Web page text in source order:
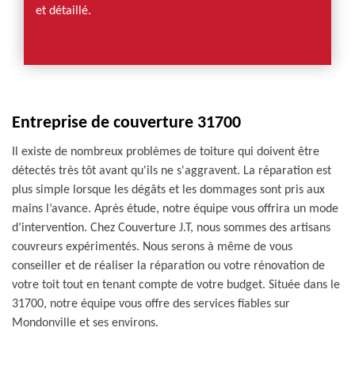
et détaillé.
Entreprise de couverture 31700
Il existe de nombreux problèmes de toiture qui doivent être
détectés très tôt avant qu'ils ne s'aggravent. La réparation est
plus simple lorsque les dégâts et les dommages sont pris aux
mains l’avance. Après étude, notre équipe vous offrira un mode
d’intervention. Chez Couverture J.T, nous sommes des artisans
couvreurs expérimentés. Nous serons à même de vous
conseiller et de réaliser la réparation ou votre rénovation de
votre toit tout en tenant compte de votre budget. Située dans le
31700, notre équipe vous offre des services fiables sur
Mondonville et ses environs.